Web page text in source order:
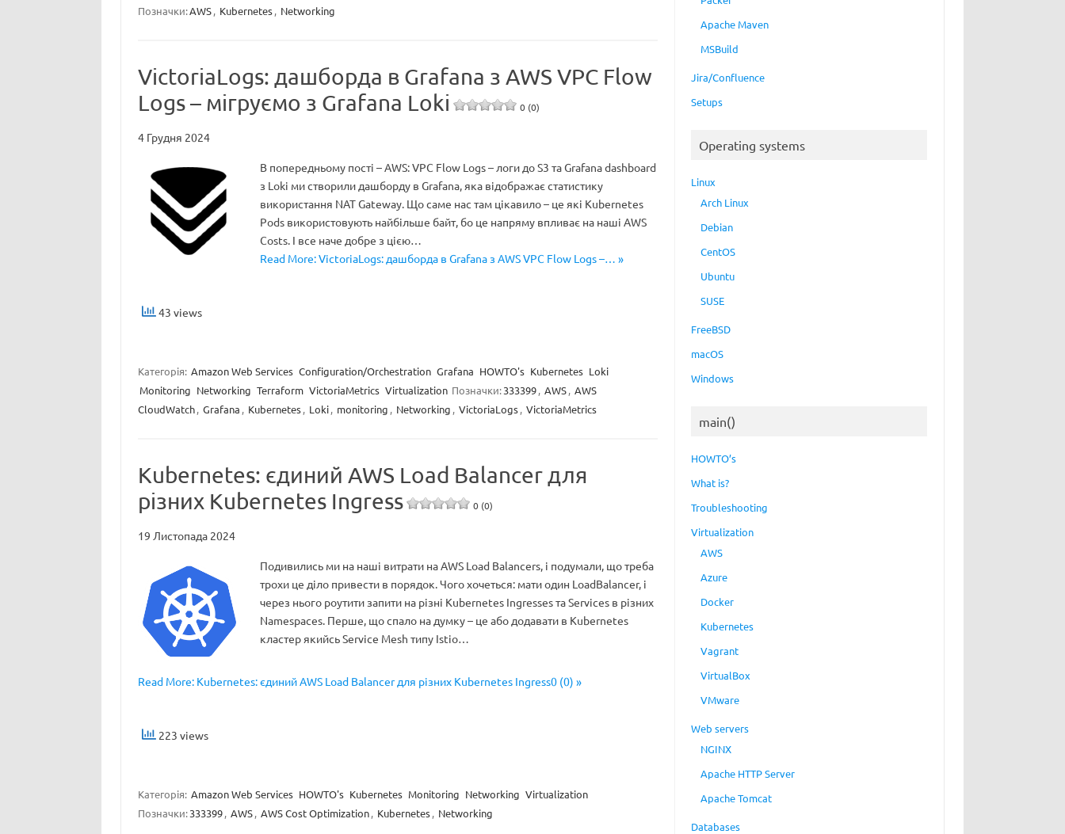
Позначки:AWS, Kubernetes, Networking
VictoriaLogs: дашборда в Grafana з AWS VPC Flow
Logs – мігруємо з Grafana Loki
0 (0)
4 Грудня 2024
В попередньому пості – AWS: VPC Flow Logs – логи до S3 та Grafana dashboard
з Loki ми створили дашборду в Grafana, яка відображає статистику
використання NAT Gateway. Що саме нас там цікавило – це які Kubernetes
Pods використовують найбільше байт, бо це напряму впливає на наші AWS
Costs. І все наче добре з цією…
Read More: VictoriaLogs: дашборда в Grafana з AWS VPC Flow Logs –… »
43 views
Категорія: Amazon Web Services Configuration/Orchestration Grafana HOWTO's Kubernetes Loki
Monitoring Networking Terraform VictoriaMetrics Virtualization Позначки:333399, AWS, AWS
CloudWatch, Grafana , Kubernetes, Loki, monitoring , Networking , VictoriaLogs, VictoriaMetrics
Kubernetes: єдиний AWS Load Balancer для
різних Kubernetes Ingress
0 (0)
19 Листопада 2024
Подивились ми на наші витрати на AWS Load Balancers, і подумали, що треба
трохи це діло привести в порядок. Чого хочеться: мати один LoadBalancer, і
через нього роутити запити на різні Kubernetes Ingresses та Services в різних
Namespaces. Перше, що спало на думку – це або додавати в Kubernetes
кластер якийсь Service Mesh типу Istio…
Read More: Kubernetes: єдиний AWS Load Balancer для різних Kubernetes Ingress0 (0) »
223 views
Категорія: Amazon Web Services HOWTO's Kubernetes Monitoring Networking Virtualization
Позначки:333399, AWS, AWS Cost Optimization, Kubernetes, Networking
Apache Maven
MSBuild
Jira/Confluence
Setups
Operating systems
Linux
Arch Linux
Debian
CentOS
Ubuntu
SUSE
FreeBSD
macOS
Windows
main()
HOWTO’s
What is?
Troubleshooting
Virtualization
AWS
Azure
Docker
Kubernetes
Vagrant
VirtualBox
VMware
Web servers
NGINX
Apache HTTP Server
Apache Tomcat
Databases